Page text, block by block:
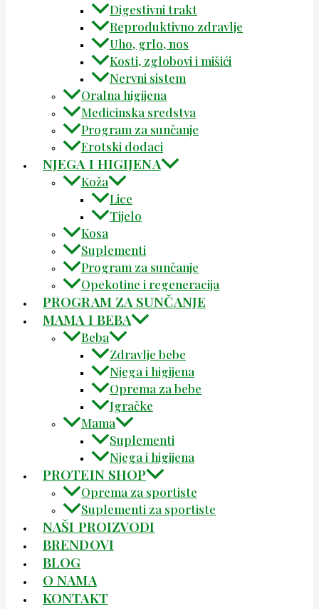
Digestivni trakt
Reproduktivno zdravlje
Uho, grlo, nos
Kosti, zglobovi i mišići
Nervni sistem
Oralna higijena
Medicinska sredstva
Program za sunčanje
Erotski dodaci
NJEGA I HIGIJENA
Koža
Lice
Tijelo
Kosa
Suplementi
Program za sunčanje
Opekotine i regeneracija
PROGRAM ZA SUNČANJE
MAMA I BEBA
Beba
Zdravlje bebe
Njega i higijena
Oprema za bebe
Igračke
Mama
Suplementi
Njega i higijena
PROTEIN SHOP
Oprema za sportiste
Suplementi za sportiste
NAŠI PROIZVODI
BRENDOVI
BLOG
O NAMA
KONTAKT